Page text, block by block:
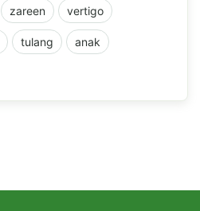
zareen vertigo
tulang anak